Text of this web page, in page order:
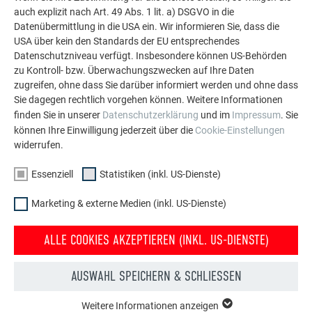
MEHR REFERENZEN ANSEHEN
auch explizit nach Art. 49 Abs. 1 lit. a) DSGVO in die
Datenübermittlung in die USA ein. Wir informieren Sie, dass die
USA über kein den Standards der EU entsprechendes
Datenschutzniveau verfügt. Insbesondere können US-Behörden
zu Kontroll- bzw. Überwachungszwecken auf Ihre Daten
zugreifen, ohne dass Sie darüber informiert werden und ohne dass
Sie dagegen rechtlich vorgehen können. Weitere Informationen
finden Sie in unserer Datenschutzerklärung und im Impressum. Sie
können Ihre Einwilligung jederzeit über die Cookie-Einstellungen
widerrufen.
Essenziell Statistiken (inkl. US-Dienste)
Marketing & externe Medien (inkl. US-Dienste)
ALLE COOKIES AKZEPTIEREN (INKL. US-DIENSTE)
AUSWAHL SPEICHERN & SCHLIESSEN
Weitere Informationen anzeigen